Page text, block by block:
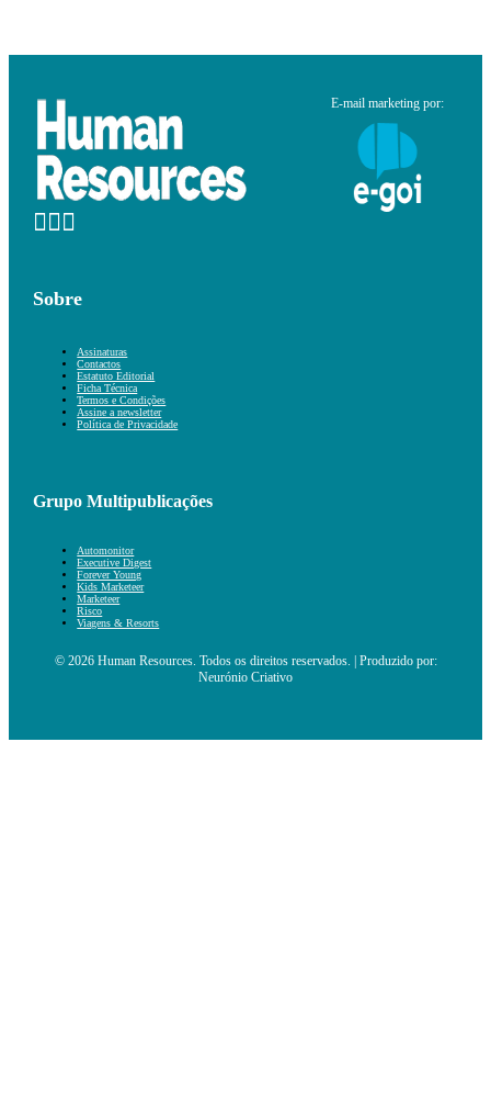
E-mail marketing por:
Sobre
Assinaturas
Contactos
Estatuto Editorial
Ficha Técnica
Termos e Condições
Assine a newsletter
Política de Privacidade
Grupo Multipublicações
Automonitor
Executive Digest
Forever Young
Kids Marketeer
Marketeer
Risco
Viagens & Resorts
© 2026 Human Resources. Todos os direitos reservados. | Produzido por:
Neurónio Criativo